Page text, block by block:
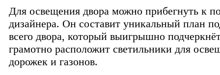
Для освещения двора можно прибегнуть к
дизайнера. Он составит уникальный план
всего двора, который выигрышно
грамотно расположит светильники для
дорожек и газонов.